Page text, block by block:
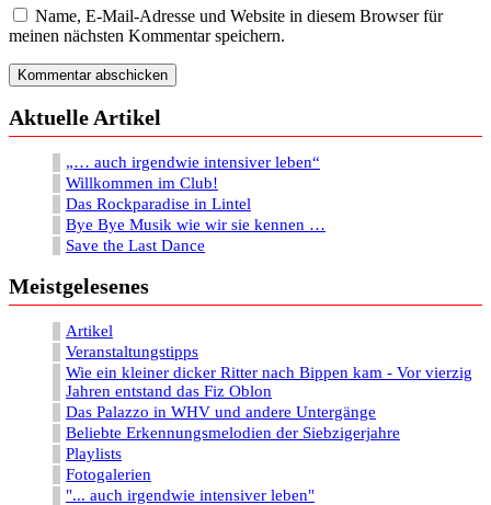
Name, E-Mail-Adresse und Website in diesem Browser für
meinen nächsten Kommentar speichern.
Aktuelle Artikel
„… auch irgendwie intensiver leben“
Willkommen im Club!
Das Rockparadise in Lintel
Bye Bye Musik wie wir sie kennen …
Save the Last Dance
Meistgelesenes
Artikel
Veranstaltungstipps
Wie ein kleiner dicker Ritter nach Bippen kam - Vor vierzig
Jahren entstand das Fiz Oblon
Das Palazzo in WHV und andere Untergänge
Beliebte Erkennungsmelodien der Siebzigerjahre
Playlists
Fotogalerien
"... auch irgendwie intensiver leben"